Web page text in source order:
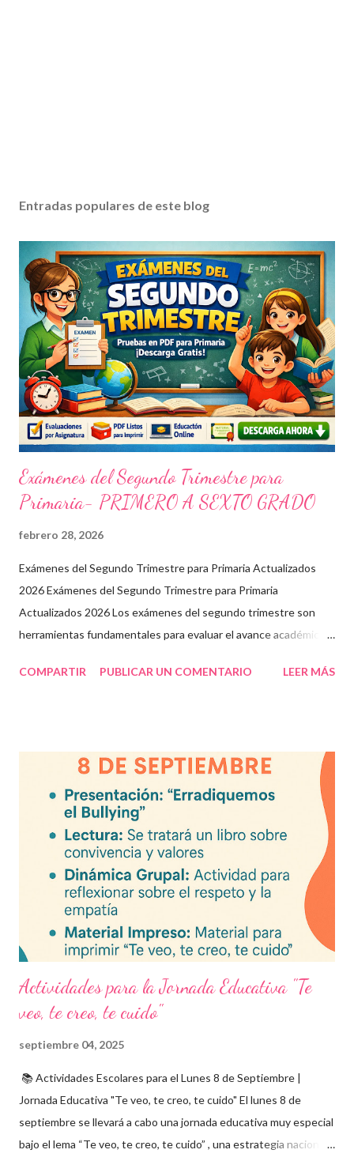
Entradas populares de este blog
Exámenes del Segundo Trimestre para
Primaria- PRIMERO A SEXTO GRADO
febrero 28, 2026
Exámenes del Segundo Trimestre para Primaria Actualizados
2026 Exámenes del Segundo Trimestre para Primaria
Actualizados 2026 Los exámenes del segundo trimestre son
herramientas fundamentales para evaluar el avance académico
descargable en PDF, diseñado para docentes que buscan
frecuentes Beneficios de utilizar estos exámenes trimestrales
Evaluaciones alineadas al programa oficial. Formato optimizado
para impresión o uso en plataformas educativas. Reactivos que
fortalecen la comprensión y el pensamiento crítico. Ideal para
formación docente y evaluación diagnóstica. Material
descargable PDF editable. Estos exámenes también pueden
integrarse en herramientas digitales pa...
COMPARTIR PUBLICAR UN COMENTARIO LEER MÁS
Actividades para la Jornada Educativa "Te
veo, te creo, te cuido"
septiembre 04, 2025
📚 Actividades Escolares para el Lunes 8 de Septiembre |
Jornada Educativa "Te veo, te creo, te cuido" El lunes 8 de
septiembre se llevará a cabo una jornada educativa muy especial
bajo el lema “Te veo, te creo, te cuido” , una estrategia nacional